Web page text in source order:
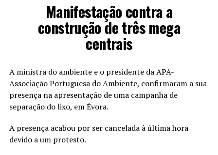
Manifestação contra a
construção de três mega
centrais
A ministra do ambiente e o presidente da APA-
Associação Portuguesa do Ambiente, confirmaram a sua
presença na apresentação de uma campanha de
separação do lixo, em Évora.
A presença acabou por ser cancelada à última hora
devido a um protesto.